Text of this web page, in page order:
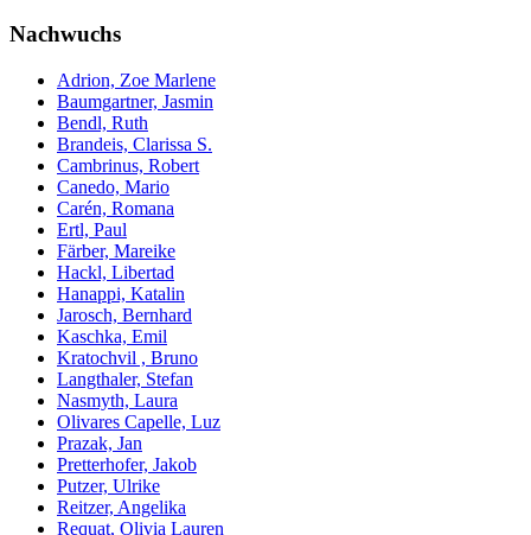
Nachwuchs
Adrion, Zoe Marlene
Baumgartner, Jasmin
Bendl, Ruth
Brandeis, Clarissa S.
Cambrinus, Robert
Canedo, Mario
Carén, Romana
Ertl, Paul
Färber, Mareike
Hackl, Libertad
Hanappi, Katalin
Jarosch, Bernhard
Kaschka, Emil
Kratochvil , Bruno
Langthaler, Stefan
Nasmyth, Laura
Olivares Capelle, Luz
Prazak, Jan
Pretterhofer, Jakob
Putzer, Ulrike
Reitzer, Angelika
Requat, Olivia Lauren